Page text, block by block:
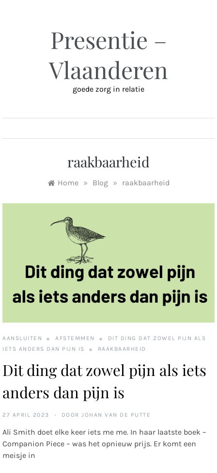
Presentie –
Vlaanderen
goede zorg in relatie
raakbaarheid
Home » Blog » raakbaarheid
AANSLUITEN AFSTEMMEN
DIT DING DAT ZOWEL PIJN ALS
IETS ANDERS DAN PIJN IS
RAAKBAARHEID
Dit ding dat zowel pijn als iets
anders dan pijn is
27 APRIL 2023 DOOR JOHAN VAN DE PUTTE
Ali Smith doet elke keer iets me me. In haar laatste boek –
Companion Piece – was het opnieuw prijs. Er komt een
meisje in